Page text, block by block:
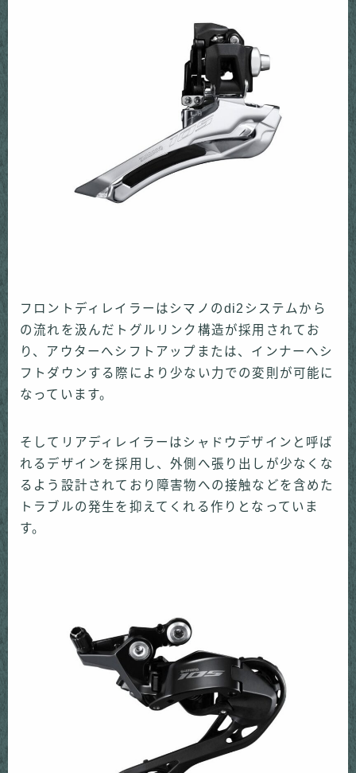
フロントディレイラーはシマノのdi2システムから
の流れを汲んだトグルリンク構造が採用されてお
り、アウターへシフトアップまたは、インナーへシ
フトダウンする際により少ない力での変則が可能に
なっています。
そしてリアディレイラーはシャドウデザインと呼ば
れるデザインを採用し、外側へ張り出しが少なくな
るよう設計されており障害物への接触などを含めた
トラブルの発生を抑えてくれる作りとなっていま
す。